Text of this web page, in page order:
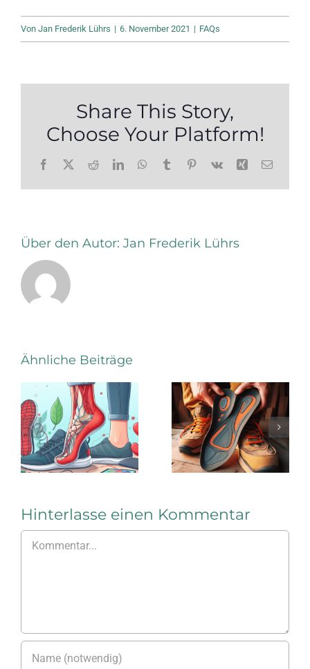
Von Jan Frederik Lührs | 6. November 2021 | FAQs
Share This Story,
Choose Your Platform!
Facebook
X RedditLinkedInWhatsApp
TumblrPinterest
Vk Xing E-
Über den Autor: Jan Frederik Lührs
Ähnliche Beiträge
Die
Vorzüge
einer
sensomotorischen
Einlage
des Fuß-
durch
Einlagen
Hinterlasse einen Kommentar
Kommentar